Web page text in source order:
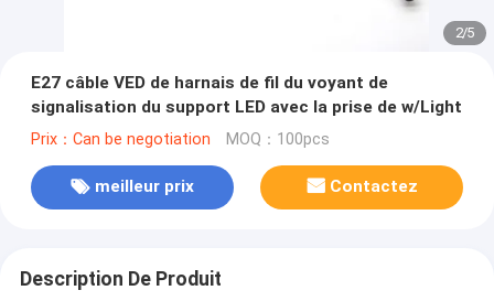
2/5
E27 câble VED de harnais de fil du voyant de
signalisation du support LED avec la prise de w/Light
Prix：Can be negotiation MOQ：100pcs
meilleur prix Contactez
Description De Produit